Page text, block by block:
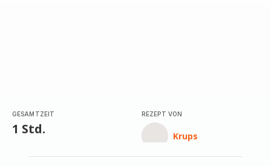
GESAMTZEIT
1 Std.
REZEPT VON
Krups